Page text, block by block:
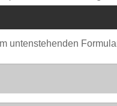
untenstehenden